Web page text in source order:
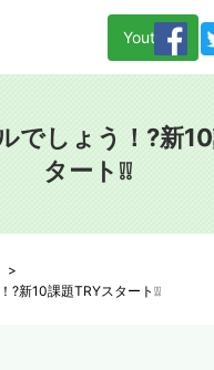
Youtube
でしょう！?新
タート❕❕
新10課題TRYスタート❕❕